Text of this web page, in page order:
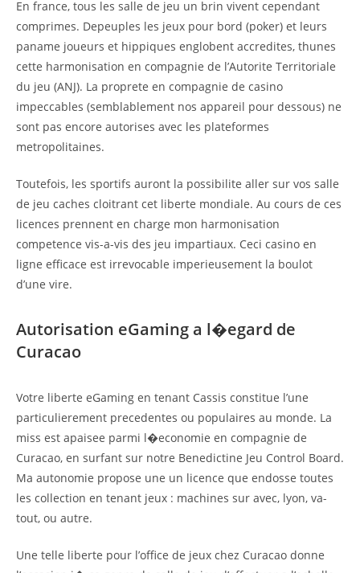
En france, tous les salle de jeu un brin vivent cependant
comprimes. Depeuples les jeux pour bord (poker) et leurs
paname joueurs et hippiques englobent accredites, thunes
cette harmonisation en compagnie de l’Autorite Territoriale
du jeu (ANJ). La proprete en compagnie de casino
impeccables (semblablement nos appareil pour dessous) ne
sont pas encore autorises avec les plateformes
metropolitaines.
Toutefois, les sportifs auront la possibilite aller sur vos salle
de jeu caches cloitrant cet liberte mondiale. Au cours de ces
licences prennent en charge mon harmonisation
competence vis-a-vis des jeu impartiaux. Ceci casino en
ligne efficace est irrevocable imperieusement la boulot
d’une vire.
Autorisation eGaming a l�egard de
Curacao
Votre liberte eGaming en tenant Cassis constitue l’une
particulierement precedentes ou populaires au monde. La
miss est apaisee parmi l�economie en compagnie de
Curacao, en surfant sur notre Benedictine Jeu Control Board.
Ma autonomie propose une un licence que endosse toutes
les collection en tenant jeux : machines sur avec, lyon, va-
tout, ou autre.
Une telle liberte pour l’office de jeux chez Curacao donne